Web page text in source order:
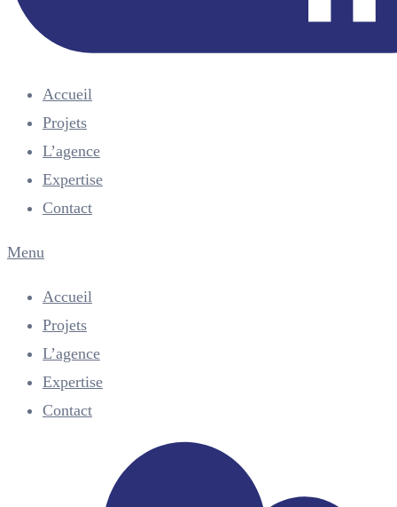
Accueil
Projets
L’agence
Expertise
Contact
Menu
Accueil
Projets
L’agence
Expertise
Contact